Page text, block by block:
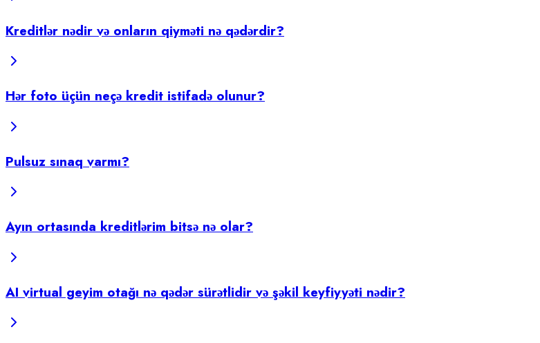
Kreditlər nədir və onların qiyməti nə qədərdir?
Hər foto üçün neçə kredit istifadə olunur?
Pulsuz sınaq varmı?
Ayın ortasında kreditlərim bitsə nə olar?
AI virtual geyim otağı nə qədər sürətlidir və şəkil keyfiyyəti nədir?